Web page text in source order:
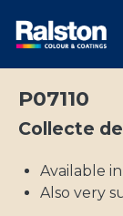
P07110
Collecte
Available
Also very